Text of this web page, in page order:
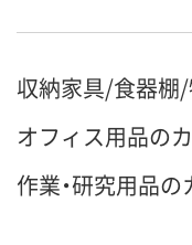
収納家具/食器棚
オフィス用品の
作業・研究用品